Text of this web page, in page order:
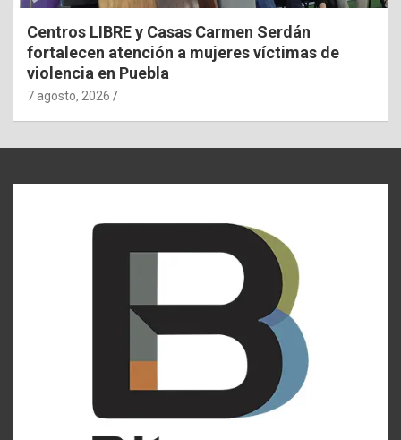
Centros LIBRE y Casas Carmen Serdán
fortalecen atención a mujeres víctimas de
violencia en Puebla
7 agosto, 2026